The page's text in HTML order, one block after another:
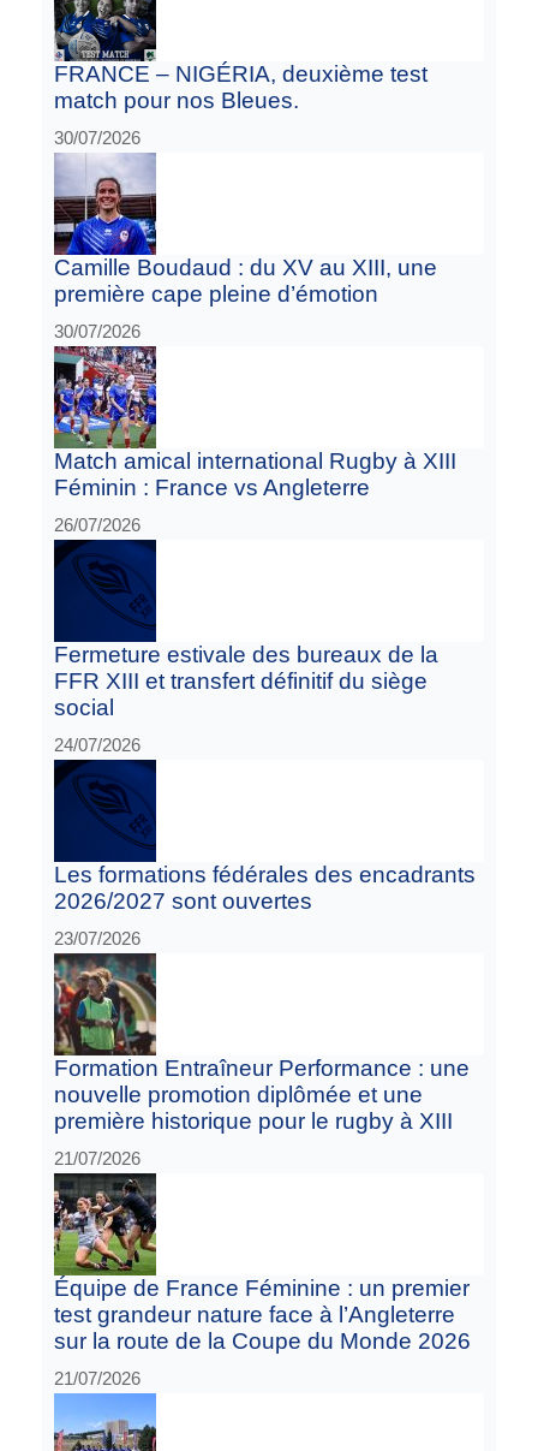
FRANCE – NIGÉRIA, deuxième test
match pour nos Bleues.
30/07/2026
Camille Boudaud : du XV au XIII, une
première cape pleine d’émotion
30/07/2026
Match amical international Rugby à XIII
Féminin : France vs Angleterre
26/07/2026
Fermeture estivale des bureaux de la
FFR XIII et transfert définitif du siège
social
24/07/2026
Les formations fédérales des encadrants
2026/2027 sont ouvertes
23/07/2026
Formation Entraîneur Performance : une
nouvelle promotion diplômée et une
première historique pour le rugby à XIII
21/07/2026
Équipe de France Féminine : un premier
test grandeur nature face à l’Angleterre
sur la route de la Coupe du Monde 2026
21/07/2026